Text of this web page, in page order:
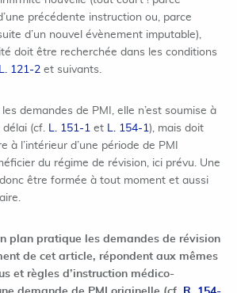
précédente instruction ou, parce
d’un nouvel évènement imputable),
doit être recherchée dans les conditions
L. 121-2 et suivants.
demandes de PMI, elle n’est soumise à
(cf. L. 151-1 et L. 154-1), mais doit
à l’intérieur d’une période de PMI
du régime de révision, ici prévu. Une
être formée à tout moment et aussi
plan pratique les demandes de révision
de cet article, répondent aux mêmes
et règles d’instruction médico-